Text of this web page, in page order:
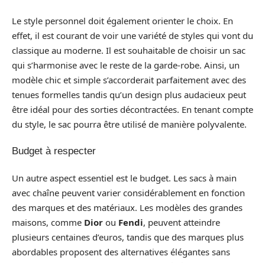
Le style personnel doit également orienter le choix. En
effet, il est courant de voir une variété de styles qui vont du
classique au moderne. Il est souhaitable de choisir un sac
qui s’harmonise avec le reste de la garde-robe. Ainsi, un
modèle chic et simple s’accorderait parfaitement avec des
tenues formelles tandis qu’un design plus audacieux peut
être idéal pour des sorties décontractées. En tenant compte
du style, le sac pourra être utilisé de manière polyvalente.
Budget à respecter
Un autre aspect essentiel est le budget. Les sacs à main
avec chaîne peuvent varier considérablement en fonction
des marques et des matériaux. Les modèles des grandes
maisons, comme Dior ou Fendi, peuvent atteindre
plusieurs centaines d’euros, tandis que des marques plus
abordables proposent des alternatives élégantes sans